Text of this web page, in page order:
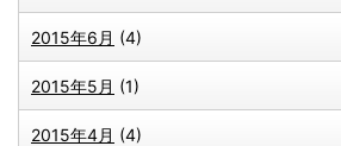
2015年6月 (4)
2015年5月 (1)
2015年4月 (4)